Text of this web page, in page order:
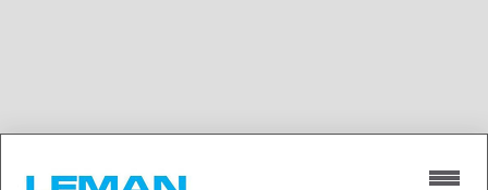
LUBLIN, ŚRÓDMIEŚCIE, CENTRUM